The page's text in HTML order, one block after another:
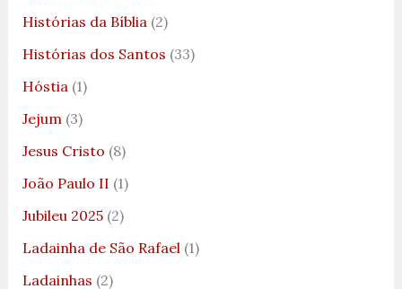
Histórias da Bíblia(2)
Histórias dos Santos (33)
Hóstia(1)
Jejum(3)
Jesus Cristo (8)
João Paulo II (1)
Jubileu 2025(2)
Ladainha de São Rafael(1)
Ladainhas (2)